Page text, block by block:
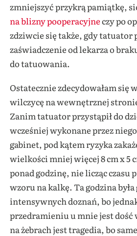
zmniejszyć przykrą pamiątkę,
na blizny pooperacyjneczy po
zdziwcie się także, gdy tatuator
zaświadczenie od lekarza o
do tatuowania.
Ostatecznie zdecydowałam się
wilczycę na wewnętrznej
Zanim tatuator przystąpił do
wcześniej wykonane przez
gabinet, pod kątem ryzyka
wielkości mniej więcej 8 cm x 5
ponad godzinę, nie licząc czasu
wzoru na kalkę. Ta godzina była
intensywnych doznań, bo
przedramieniu u mnie jest
na żebrach jest tragedia, bo